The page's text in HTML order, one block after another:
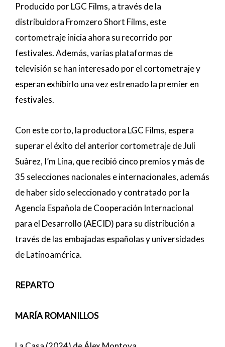
Producido por LGC Films, a través de la
distribuidora Fromzero Short Films, este
cortometraje inicia ahora su recorrido por
festivales. Además, varias plataformas de
televisión se han interesado por el cortometraje y
esperan exhibirlo una vez estrenado la premier en
festivales.
Con este corto, la productora LGC Films, espera
superar el éxito del anterior cortometraje de Juli
Suàrez, I’m Lina, que recibió cinco premios y más de
35 selecciones nacionales e internacionales, además
de haber sido seleccionado y contratado por la
Agencia Española de Cooperación Internacional
para el Desarrollo (AECID) para su distribución a
través de las embajadas españolas y universidades
de Latinoamérica.
REPARTO
MARÍA ROMANILLOS